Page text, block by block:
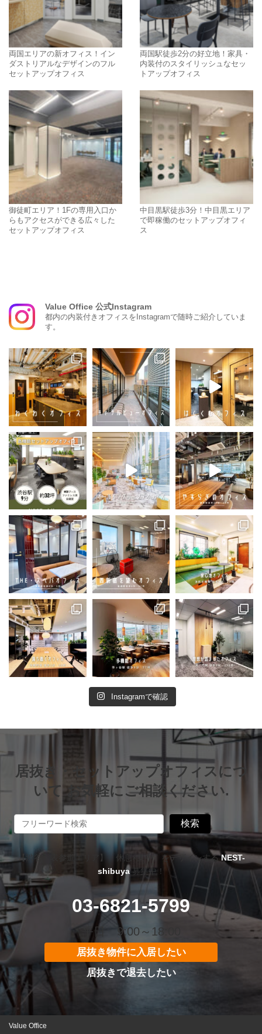
両国エリアの新オフィス！イン
ダストリアルなデザインのフル
セットアップオフィス
両国駅徒歩2分の好立地！家具・
内装付のスタイリッシュなセッ
トアップオフィス
御徒町エリア！1Fの専用入口か
らもアクセスができる広々した
セットアップオフィス
中目黒駅徒歩3分！中目黒エリア
で即稼働のセットアップオフィ
ス
Value Office 公式Instagram
都内の内装付きオフィスをInstagramで随時ご紹介していま
す。
Instagramで確認
居抜き・セットアップオフィスにつ
いて お気軽にご相談ください.
検索
【渋谷・表参道エリア】「休息×集中」をデザインするNEST-
shibuya募集中！
03-6821-5799
平日 9:00～18:00
居抜き物件に入居したい
居抜きで退去したい
Value Office